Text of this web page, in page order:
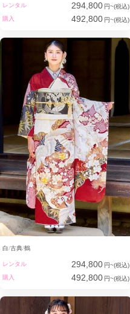
レンタル 294,800 円~(税込)
購入
492,800 円~(税込)
白 古典 鶴
レンタル 294,800 円~(税込)
購入
492,800 円~(税込)